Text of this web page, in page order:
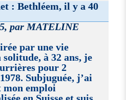
: Bethléem, il y a 40
par MATELINE
par une vie
à 32 ans, je
pour 2
Subjuguée, j’ai
mon emploi